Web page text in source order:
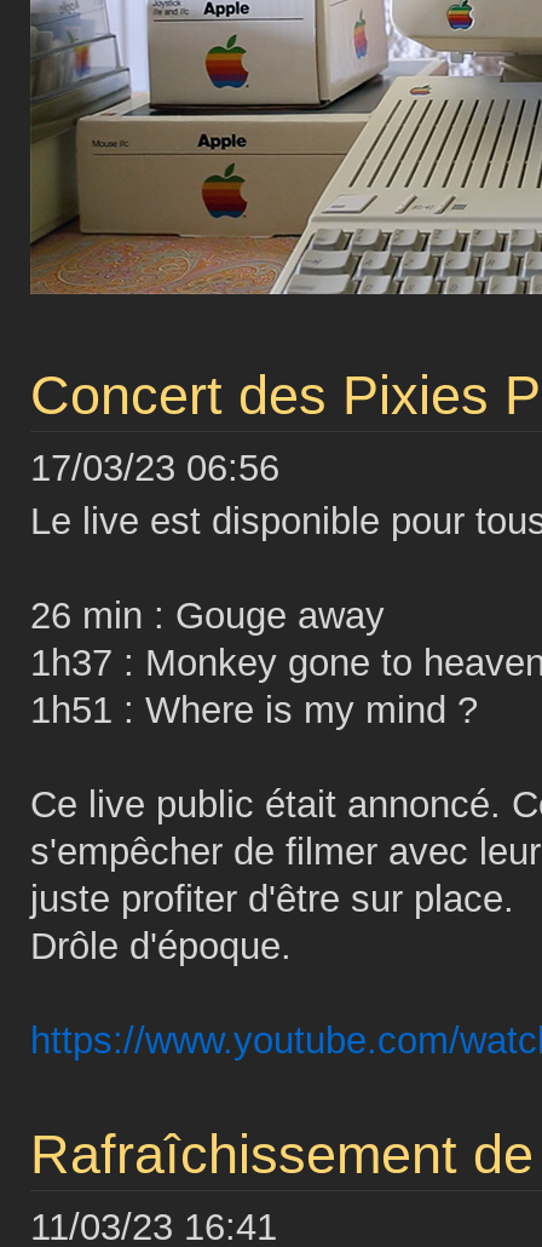
Concert des Pixies
17/03/23 06:56
Le live est disponible pour
26 min : Gouge away
1h37 : Monkey gone to
1h51 : Where is my mind ?
Ce live public était annoncé.
s'empêcher de filmer avec
juste profiter d'être sur place.
Drôle d'époque.
https://www.youtube.com/
Rafraîchissement
11/03/23 16:41